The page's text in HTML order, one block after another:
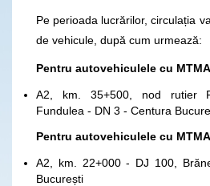
Pe perioada lucrărilor, circulația
de vehicule, după cum urmează:
Pentru autovehiculele cu
A2, km. 35+500, nod rutier
Fundulea - DN 3 - Centura
Pentru autovehiculele cu
A2, km. 22+000 - DJ 100,
București